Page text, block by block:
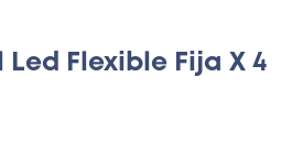
Flexible Fija X 4